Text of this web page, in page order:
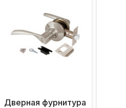
Дверная фурнитура